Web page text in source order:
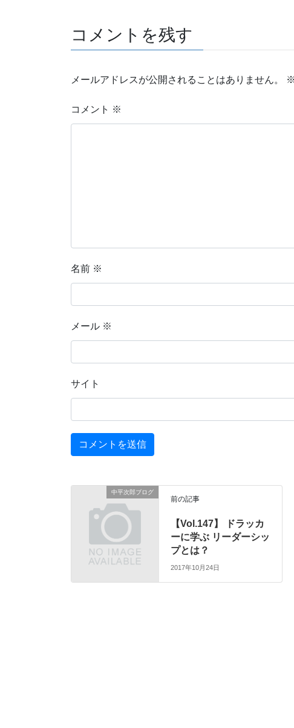
コメントを残す
メールアドレスが公開されることはありません。 ※
コメント ※
名前 ※
メール ※
サイト
中平次郎ブログ
前の記事
【Vol.147】 ドラッカ
ーに学ぶ リーダーシッ
プとは？
2017年10月24日